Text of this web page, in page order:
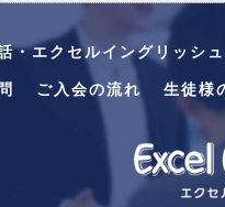
・エクセルイングリッシ
ご入会の流れ 生徒様